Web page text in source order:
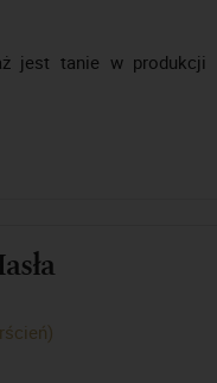
jest tanie w